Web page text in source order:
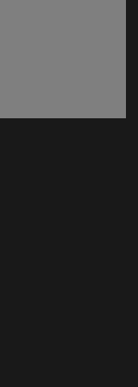
ventana)
ventana)